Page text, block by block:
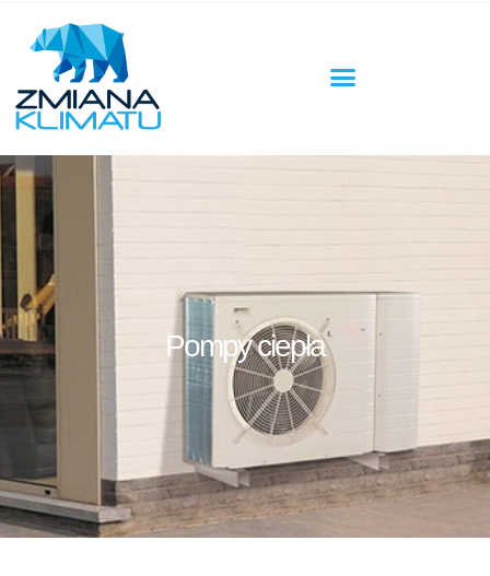
Pompy ciepła